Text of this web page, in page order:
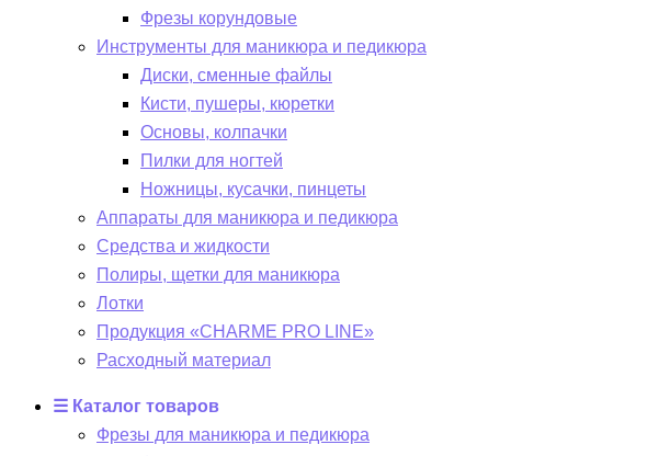
Фрезы корундовые
Инструменты для маникюра и педикюра
Диски, сменные файлы
Кисти, пушеры, кюретки
Основы, колпачки
Пилки для ногтей
Ножницы, кусачки, пинцеты
Аппараты для маникюра и педикюра
Средства и жидкости
Полиры, щетки для маникюра
Лотки
Продукция «CHARME PRO LINE»
Расходный материал
☰ Каталог товаров
Фрезы для маникюра и педикюра